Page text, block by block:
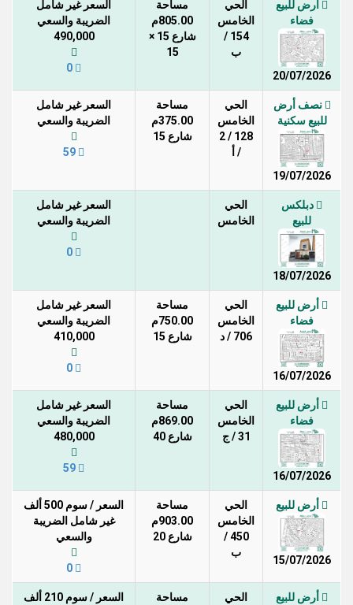
أرض للبيع
فضاء
20/07/2026
الحي
الخامس
154 /
ب
مساحة
805.00م
شارع 15 ×
15
السعر غير شامل
الضريبة والسعي
490,000
نصف أرض
للبيع سكنية
19/07/2026
الحي
الخامس
128 / 2
/ أ
مساحة
375.00م
شارع 15
السعر غير شامل
الضريبة والسعي
دبلكس
للبيع
18/07/2026
الحي
الخامس
السعر غير شامل
الضريبة والسعي
أرض للبيع
فضاء
16/07/2026
الحي
الخامس
706 / د
مساحة
750.00م
شارع 15
السعر غير شامل
الضريبة والسعي
410,000
أرض للبيع
فضاء
16/07/2026
الحي
الخامس
31 / ج
مساحة
869.00م
شارع 40
السعر غير شامل
الضريبة والسعي
480,000
أرض للبيع
15/07/2026
الحي
الخامس
450 /
ب
مساحة
903.00م
شارع 20
السعر / سوم 500 ألف
غير شامل الضريبة
والسعي
أرض للبيع
الحي
مساحة
السعر / سوم 210 ألف